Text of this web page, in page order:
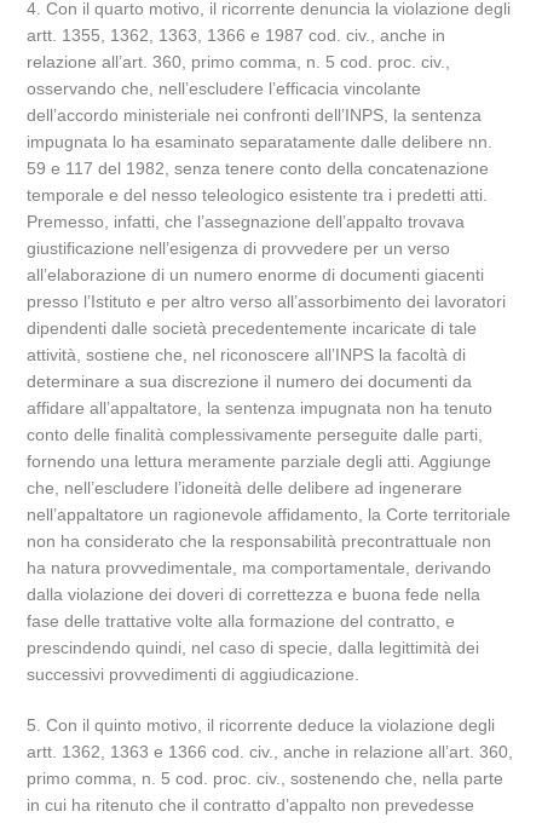
4. Con il quarto motivo, il ricorrente denuncia la violazione degli
artt. 1355, 1362, 1363, 1366 e 1987 cod. civ., anche in
relazione all’art. 360, primo comma, n. 5 cod. proc. civ.,
osservando che, nell’escludere l’efficacia vincolante
dell’accordo ministeriale nei confronti dell’INPS, la sentenza
impugnata lo ha esaminato separatamente dalle delibere nn.
59 e 117 del 1982, senza tenere conto della concatenazione
temporale e del nesso teleologico esistente tra i predetti atti.
Premesso, infatti, che l’assegnazione dell’appalto trovava
giustificazione nell’esigenza di provvedere per un verso
all’elaborazione di un numero enorme di documenti giacenti
presso l’Istituto e per altro verso all’assorbimento dei lavoratori
dipendenti dalle società precedentemente incaricate di tale
attività, sostiene che, nel riconoscere all’INPS la facoltà di
determinare a sua discrezione il numero dei documenti da
affidare all’appaltatore, la sentenza impugnata non ha tenuto
conto delle finalità complessivamente perseguite dalle parti,
fornendo una lettura meramente parziale degli atti. Aggiunge
che, nell’escludere l’idoneità delle delibere ad ingenerare
nell’appaltatore un ragionevole affidamento, la Corte territoriale
non ha considerato che la responsabilità precontrattuale non
ha natura provvedimentale, ma comportamentale, derivando
dalla violazione dei doveri di correttezza e buona fede nella
fase delle trattative volte alla formazione del contratto, e
prescindendo quindi, nel caso di specie, dalla legittimità dei
successivi provvedimenti di aggiudicazione.
5. Con il quinto motivo, il ricorrente deduce la violazione degli
artt. 1362, 1363 e 1366 cod. civ., anche in relazione all’art. 360,
primo comma, n. 5 cod. proc. civ., sostenendo che, nella parte
in cui ha ritenuto che il contratto d’appalto non prevedesse